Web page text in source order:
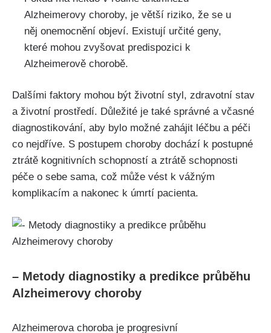
Alzheimerovy choroby, je větší riziko, že se u
něj onemocnění objeví. Existují určité geny,
které mohou zvyšovat predispozici k
Alzheimerově chorobě.
Dalšími faktory mohou být životní styl, zdravotní stav
a životní prostředí. Důležité je také správné a včasné
diagnostikování, aby bylo možné zahájit léčbu a péči
co nejdříve. S postupem choroby dochází k postupné
ztrátě kognitivních schopností a ztrátě schopnosti
péče o sebe sama, což může vést k vážným
komplikacím a nakonec k úmrtí pacienta.
– Metody diagnostiky a predikce průběhu
Alzheimerovy choroby
Alzheimerova choroba je progresivní